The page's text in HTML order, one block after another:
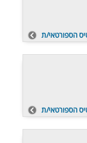
הספורטאי/ת
הספורטאי/ת